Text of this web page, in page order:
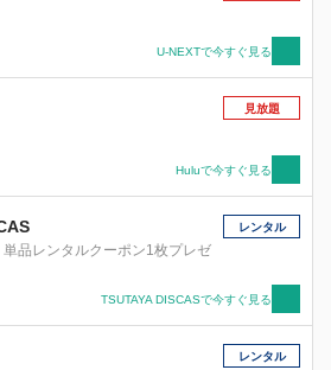
U-NEXTで今すぐ見る
見放題
Huluで今すぐ見る
単品レンタルクーポン1枚プレゼ
レンタル
TSUTAYA DISCASで今すぐ見る
レンタル